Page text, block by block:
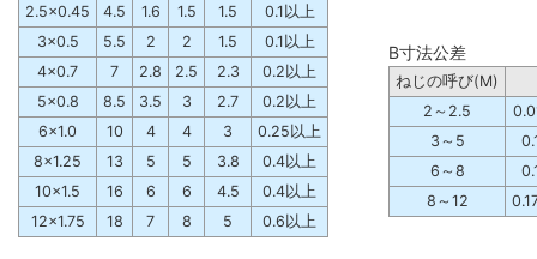
2.5×0.45
4.5 1.6 1.5 1.5
0.1以上
3×0.5
5.5 2 2 1.5
0.1以上
4×0.7
7 2.8 2.5 2.3
0.2以上
5×0.8
8.5 3.5 3 2.7
0.2以上
6×1.0
10 4 4 3
0.25以上
8×1.25
13 5 5 3.8
0.4以上
10×1.5
16 6 6 4.5
0.4以上
12×1.75
18 7 8 5 0.6以上
B寸法公差
ねじの呼び(M)
2～2.5
3～5
6～8
8～12